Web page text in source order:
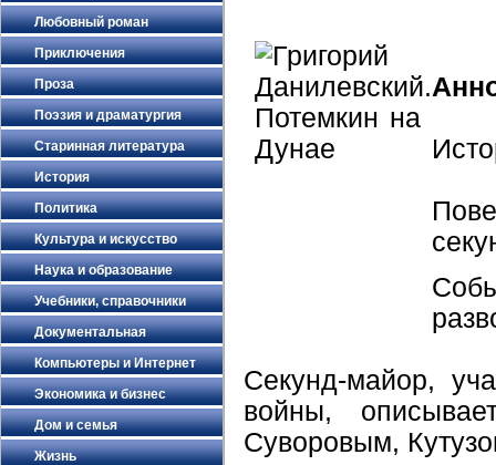
Любовный роман
Приключения
Проза
Поэзия и драматургия
Старинная литература
История
Политика
Культура и искусство
Наука и образование
Учебники, справочники
Документальная
Компьютеры и Интернет
Экономика и бизнес
Дом и семья
Жизнь
Секунд-майор,
войны,
Суворовым,